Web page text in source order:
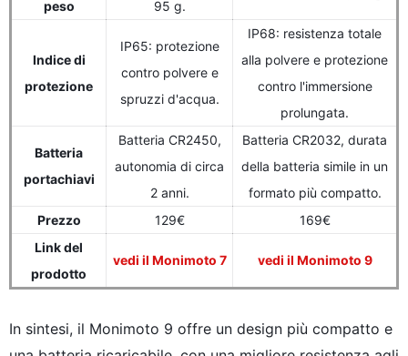
peso
95 g.
Indice di
protezione
IP65: protezione
contro polvere e
spruzzi d'acqua.
IP68: resistenza totale
alla polvere e protezione
contro l'immersione
prolungata.
Batteria
portachiavi
Batteria CR2450,
autonomia di circa
2 anni.
Batteria CR2032, durata
della batteria simile in un
formato più compatto.
Prezzo
129€
169€
Link del
prodotto
vedi il Monimoto 7 vedi il Monimoto 9
In sintesi, il Monimoto 9 offre un design più compatto e